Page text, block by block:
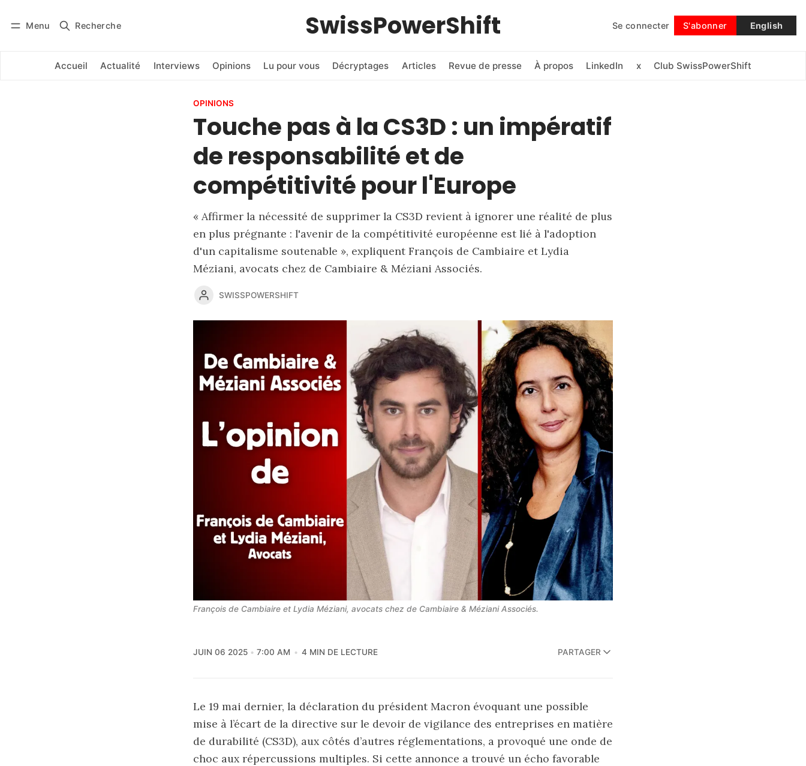
Menu Recherche SwissPowerShift Se connecter S'abonner English
Accueil Actualité Interviews Opinions Lu pour vous Décryptages Articles Revue de presse À propos LinkedIn x Club SwissPowerShift
Se connecter Suivre
OPINIONS
Touche pas à la CS3D : un impératif
de responsabilité et de
compétitivité pour l'Europe
« Affirmer la nécessité de supprimer la CS3D revient à ignorer une réalité de plus
en plus prégnante : l'avenir de la compétitivité européenne est lié à l'adoption
d'un capitalisme soutenable », expliquent François de Cambiaire et Lydia
Méziani, avocats chez de Cambiaire & Méziani Associés.
SWISSPOWERSHIFT
François de Cambiaire et Lydia Méziani, avocats chez de Cambiaire & Méziani Associés.
JUIN 06 2025 7:00 AM 4 MIN DE LECTURE PARTAGER
Le 19 mai dernier, la déclaration du président Macron évoquant une possible
mise à l’écart de la directive sur le devoir de vigilance des entreprises en matière
de durabilité (CS3D), aux côtés d’autres réglementations, a provoqué une onde de
choc aux répercussions multiples. Si cette annonce a trouvé un écho favorable